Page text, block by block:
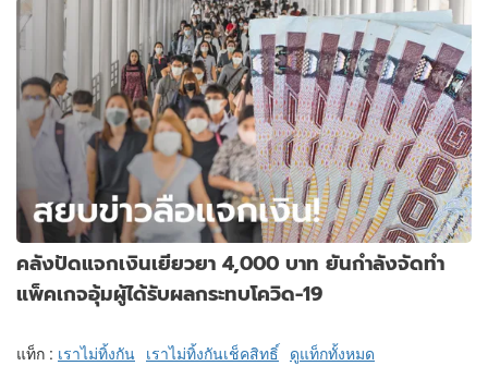
คลังปัดแจกเงินเยียวยา 4,000 บาท ยันกำลังจัดทำ
แพ็คเกจอุ้มผู้ได้รับผลกระทบโควิด-19
แท็ก : เราไม่ทิ้งกัน เราไม่ทิ้งกันเช็คสิทธิ์ ดูแท็กทั้งหมด